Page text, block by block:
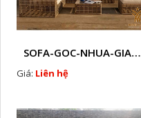
SOFA-GOC-NHUA-GIA-MAY-HTT - SG2
Giá: Liên hệ